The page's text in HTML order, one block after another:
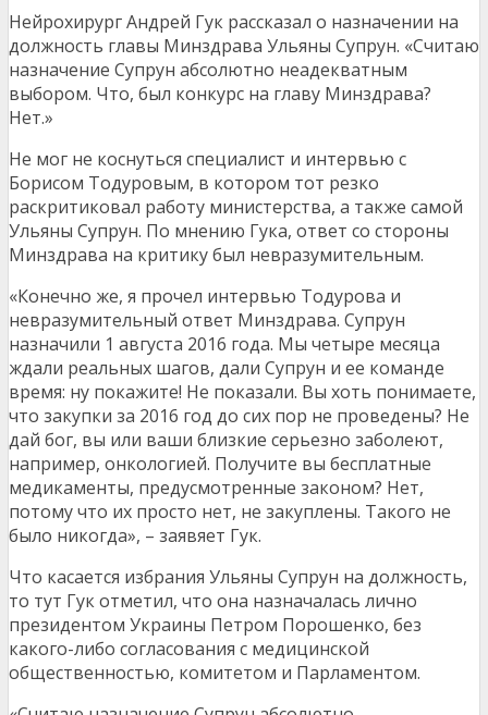
Нейрохирург Андрей Гук рассказал о назначении на
должность главы Минздрава Ульяны Супрун. «Считаю
назначение Супрун абсолютно неадекватным
выбором. Что, был конкурс на главу Минздрава?
Нет.»
Не мог не коснуться специалист и интервью с
Борисом Тодуровым, в котором тот резко
раскритиковал работу министерства, а также самой
Ульяны Супрун. По мнению Гука, ответ со стороны
Минздрава на критику был невразумительным.
«Конечно же, я прочел интервью Тодурова и
невразумительный ответ Минздрава. Супрун
назначили 1 августа 2016 года. Мы четыре месяца
ждали реальных шагов, дали Супрун и ее команде
время: ну покажите! Не показали. Вы хоть понимаете,
что закупки за 2016 год до сих пор не проведены? Не
дай бог, вы или ваши близкие серьезно заболеют,
например, онкологией. Получите вы бесплатные
медикаменты, предусмотренные законом? Нет,
потому что их просто нет, не закуплены. Такого не
было никогда», – заявяет Гук.
Что касается избрания Ульяны Супрун на должность,
то тут Гук отметил, что она назначалась лично
президентом Украины Петром Порошенко, без
какого-либо согласования с медицинской
общественностью, комитетом и Парламентом.